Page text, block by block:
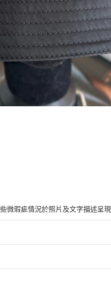
微瑕疵情況於照片及文字描述呈現